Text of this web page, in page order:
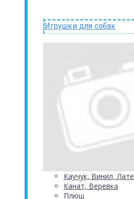
Игрушки для собак
Каучук, Винил,
Канат, Веревка
Плюш